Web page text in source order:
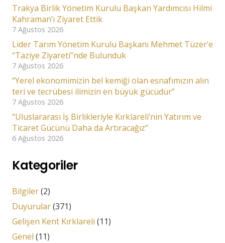
Trakya Birlik Yönetim Kurulu Başkan Yardımcısı Hilmi
Kahraman’ı Ziyaret Ettik
7 Ağustos 2026
Lider Tarım Yönetim Kurulu Başkanı Mehmet Tüzer’e
“Taziye Ziyareti”nde Bulunduk
7 Ağustos 2026
“Yerel ekonomimizin bel kemiği olan esnafımızın alın
teri ve tecrübesi ilimizin en büyük gücüdür”
7 Ağustos 2026
“Uluslararası İş Birlikleriyle Kırklareli’nin Yatırım ve
Ticaret Gücünü Daha da Artıracağız”
6 Ağustos 2026
Kategoriler
Bilgiler(2)
Duyurular(371)
Gelişen Kent Kırklareli (11)
Genel (11)